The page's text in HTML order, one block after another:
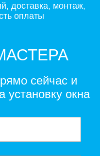
доставка, монтаж,
оплаты
сейчас и
установку окна